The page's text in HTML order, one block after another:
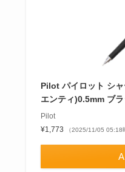
Pilot パイロット シ
エンティ)0.5mm ブ
Pilot
¥1,773
（2025/11/05 05:18